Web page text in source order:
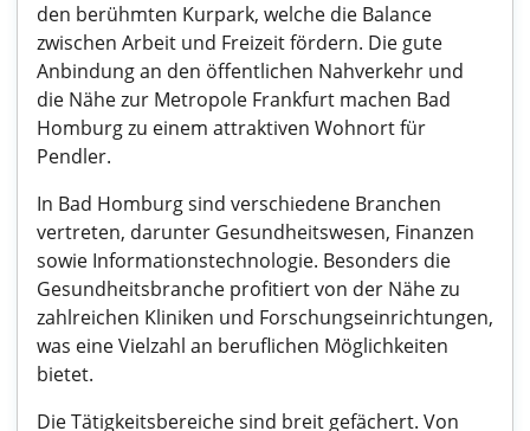
den berühmten Kurpark, welche die Balance
zwischen Arbeit und Freizeit fördern. Die gute
Anbindung an den öffentlichen Nahverkehr und
die Nähe zur Metropole Frankfurt machen Bad
Homburg zu einem attraktiven Wohnort für
Pendler.
In Bad Homburg sind verschiedene Branchen
vertreten, darunter Gesundheitswesen, Finanzen
sowie Informationstechnologie. Besonders die
Gesundheitsbranche profitiert von der Nähe zu
zahlreichen Kliniken und Forschungseinrichtungen,
was eine Vielzahl an beruflichen Möglichkeiten
bietet.
Die Tätigkeitsbereiche sind breit gefächert. Von